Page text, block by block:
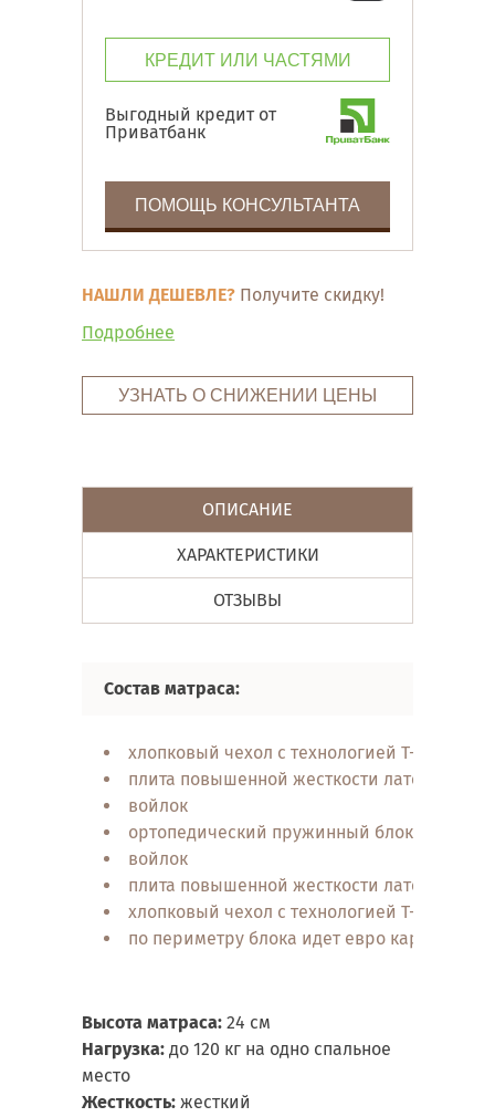
КРЕДИТ ИЛИ ЧАСТЯМИ
Выгодный кредит от
Приватбанк
ПОМОЩЬ КОНСУЛЬТАНТА
НАШЛИ ДЕШЕВЛЕ? Получите скидку!
Подробнее
УЗНАТЬ О СНИЖЕНИИ ЦЕНЫ
ОПИСАНИЕ
ХАРАКТЕРИСТИКИ
ОТЗЫВЫ
Состав матраса:
хлопковый чехол с технологией T-Coton
плита повышенной жесткости
войлок
ортопедический пружинный блок Poket
войлок
плита повышенной жесткости
хлопковый чехол с технологией T-Coton
по периметру блока идет евро каркас из
Высота матраса: 24 см
Нагрузка: до 120 кг на одно спальное
место
Жесткость: жесткий